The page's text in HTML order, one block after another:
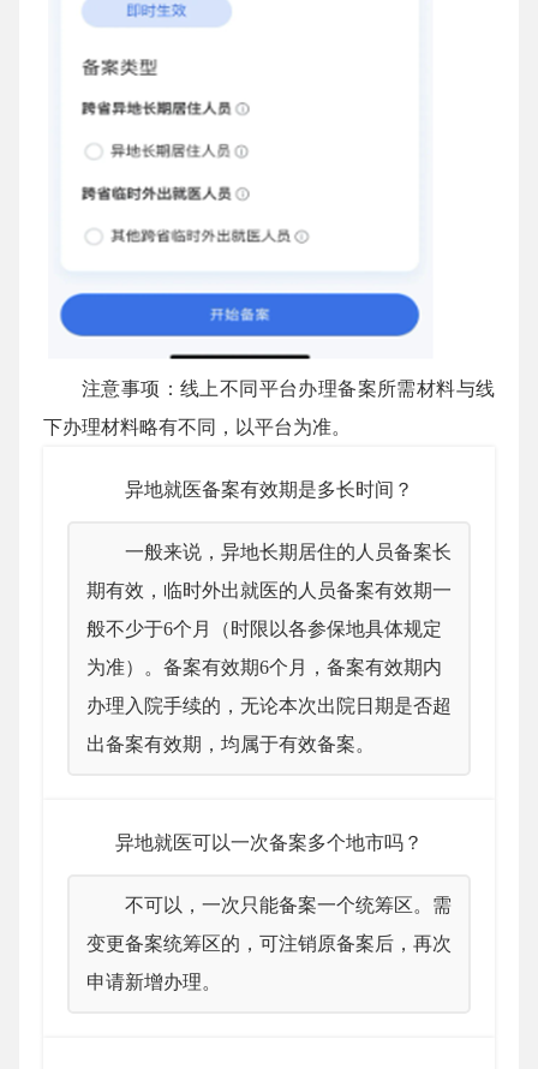
注意事项：线上不同平台办理备案所需材料与线
下办理材料略有不同，以平台为准。
异地就医备案有效期是多长时间？
一般来说，异地长期居住的人员备案长
期有效，临时外出就医的人员备案有效期一
般不少于6个月（时限以各参保地具体规定
为准）。 备案有效期6个月，备案有效期内
办理入院手续的，无论本次出院日期是否超
出备案有效期，均属于有效备案。
异地就医可以一次备案多个地市吗？
不可以，一次只能备案一个统筹区。需
变更备案统筹区的，可注销原备案后，再次
申请新增办理。